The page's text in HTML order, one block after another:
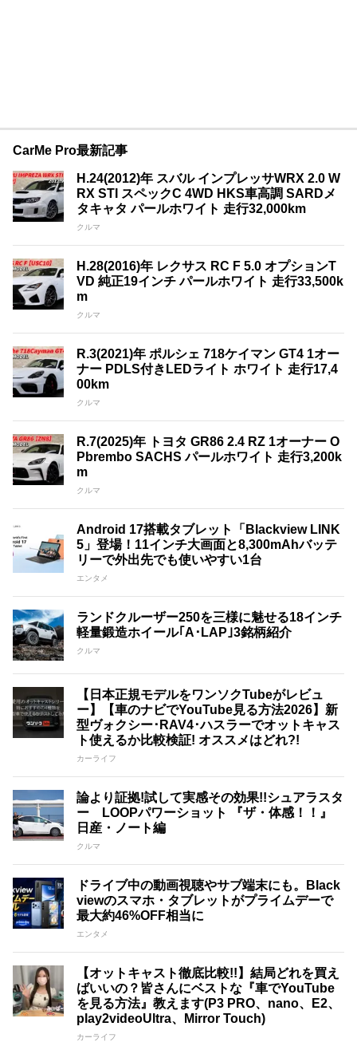
CarMe Pro最新記事
H.24(2012)年 スバル インプレッサWRX 2.0 W
RX STI スペックC 4WD HKS車高調 SARDメ
タキャタ パールホワイト 走行32,000km
クルマ
H.28(2016)年 レクサス RC F 5.0 オプションT
VD 純正19インチ パールホワイト 走行33,500k
m
クルマ
R.3(2021)年 ポルシェ 718ケイマン GT4 1オー
ナー PDLS付きLEDライト ホワイト 走行17,4
00km
クルマ
R.7(2025)年 トヨタ GR86 2.4 RZ 1オーナー O
Pbrembo SACHS パールホワイト 走行3,200k
m
クルマ
Android 17搭載タブレット「Blackview LINK
5」登場！11インチ大画面と8,300mAhバッテ
リーで外出先でも使いやすい1台
エンタメ
ランドクルーザー250を三様に魅せる18インチ
軽量鍛造ホイール｢A･LAP｣3銘柄紹介
クルマ
【日本正規モデルをワンソクTubeがレビュ
ー】【車のナビでYouTube見る方法2026】新
型ヴォクシー･RAV4･ハスラーでオットキャス
ト使えるか比較検証! オススメはどれ?!
カーライフ
論より証拠!試して実感その効果!!シュアラスタ
ー LOOPパワーショット 『ザ・体感！！』
日産・ノート編
クルマ
ドライブ中の動画視聴やサブ端末にも。Black
viewのスマホ・タブレットがプライムデーで
最大約46%OFF相当に
エンタメ
【オットキャスト徹底比較!!】結局どれを買え
ばいいの？皆さんにベストな『車でYouTube
を見る方法』教えます(P3 PRO、nano、E2、
play2videoUltra、Mirror Touch)
カーライフ